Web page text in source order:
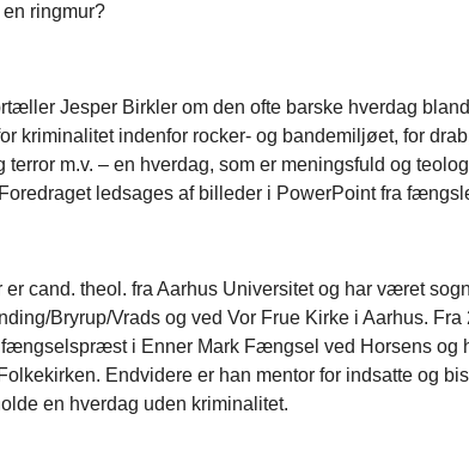
ringmur?
Jesper Birkler om den ofte barske hverdag
kriminalitet indenfor rocker- og bandemiljøet, for
terror m.v. – en hverdag, som er meningsfuld og
ledsages af billeder i PowerPoint fra
er cand. theol. fra Aarhus Universitet og har været
Bryrup/Vrads og ved Vor Frue Kirke i Aarhus. Fra
i Enner Mark Fængsel ved Horsens og
Endvidere er han mentor for indsatte og
en hverdag uden kriminalitet.